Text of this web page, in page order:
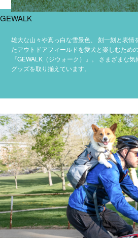
GEWALK
雄大な山々や真っ白な雪景色、 刻一刻と表情
たアウトドアフィールドを愛犬と楽しむため
『GEWALK（ジウォーク）』。
さまざまな気
グッズを取り揃えています。